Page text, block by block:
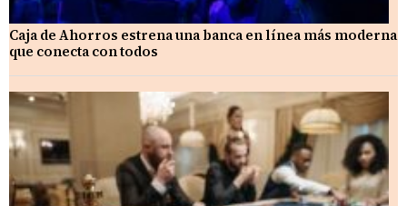
Caja de Ahorros estrena una banca en línea más moderna
que conecta con todos